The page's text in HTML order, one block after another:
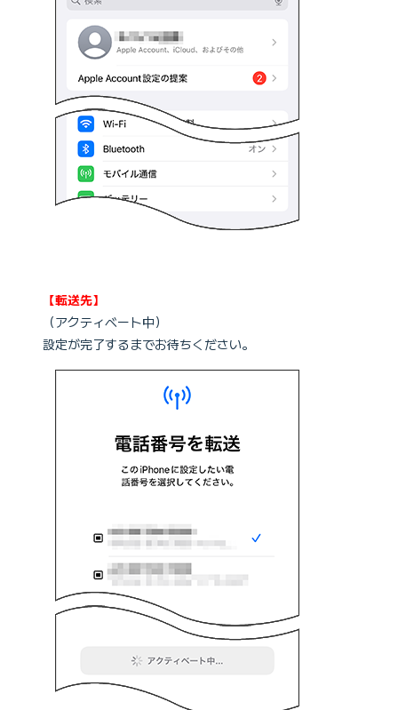
【転送先】
（アクティベート中）
設定が完了するまでお待ちください。